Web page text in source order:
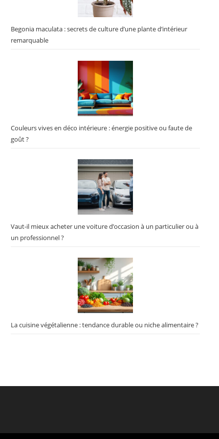
Begonia maculata : secrets de culture d’une plante d’intérieur
remarquable
Couleurs vives en déco intérieure : énergie positive ou faute de
goût ?
Vaut-il mieux acheter une voiture d’occasion à un particulier ou à
un professionnel ?
La cuisine végétalienne : tendance durable ou niche alimentaire ?